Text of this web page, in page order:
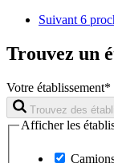
Suivant 6
Trouvez un
Votre établissement*
Trouvez des
Afficher les